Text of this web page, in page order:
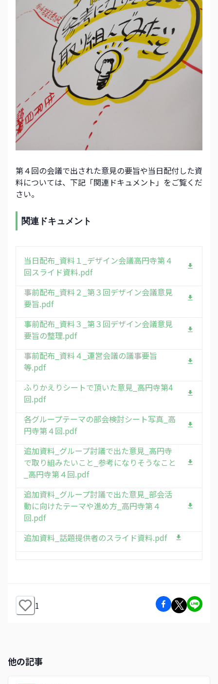
第４回の会議で出された意見の要旨や当日配付した資
料については、下記「関連ドキュメント」をご覧くだ
さい。
関連ドキュメント
当日配布_資料１_デザイン会議高円寺第４
回スライド資料.pdf
事前配布_資料２_第３回デザイン会議意見
要旨.pdf
事前配布_資料３_第３回デザイン会議意見
要旨の整理.pdf
事前配布_資料４_運営会議の議事要旨
等.pdf
ふりかえりシートで頂いた意見_高円寺第4
回.pdf
各グループテーマの部会検討シート写真_高
円寺第４回.pdf
追加資料_グループ討議で出た意見_高円寺
で取り組みたいこと_参考になりそうなこと
_高円寺第４回.pdf
追加資料_グループ討議で出た意見_部会活
動に向けたテーマや進め方_高円寺第４
回.pdf
追加資料_話題提供者のスライド資料.pdf
1
他の記事